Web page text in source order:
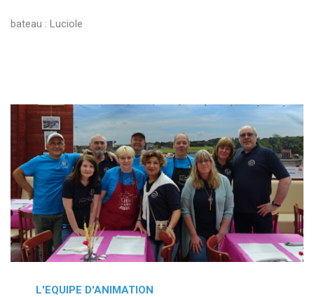
bateau : Luciole
L'EQUIPE D'ANIMATION